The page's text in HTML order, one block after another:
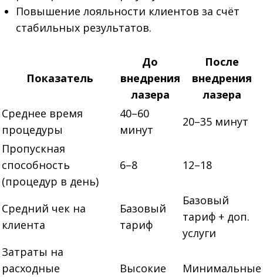
Повышение лояльности клиентов за счёт
стабильных результатов.
Показатель
До
внедрения
лазера
После
внедрения
лазера
Среднее время
процедуры
40–60
минут
20–35 минут
Пропускная
способность
(процедур в день)
6–8 12–18
Средний чек на
клиента
Базовый
тариф
Базовый
тариф + доп.
услуги
Затраты на
расходные
Высокие Минимальные